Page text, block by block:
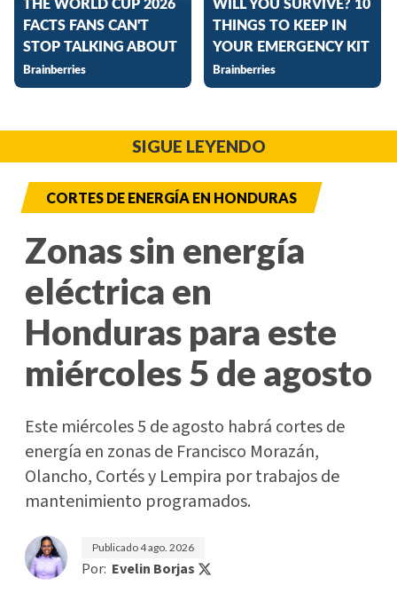
SIGUE LEYENDO
CORTES DE ENERGÍA EN HONDURAS
Zonas sin energía
eléctrica en
Honduras para este
miércoles 5 de agosto
Este miércoles 5 de agosto habrá cortes de
energía en zonas de Francisco Morazán,
Olancho, Cortés y Lempira por trabajos de
mantenimiento programados.
Publicado4 ago. 2026
Por: Evelin Borjas